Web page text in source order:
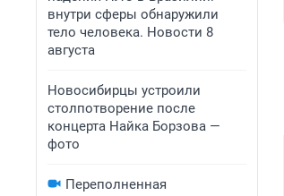
внутри сферы обнаружили
тело человека. Новости 8
августа
Новосибирцы устроили
столпотворение после
концерта Найка Борзова —
фото
Переполненная